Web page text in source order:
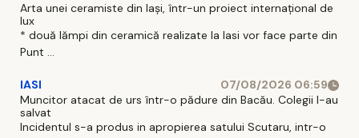
Arta unei ceramiste din Iași, într-un proiect internațional de
lux
* două lămpi din ceramică realizate la Iasi vor face parte din
Punt ...
IASI
07/08/2026 06:59
Muncitor atacat de urs într-o pădure din Bacău. Colegii l-au
salvat
Incidentul s-a produs in apropierea satului Scutaru, intr-o